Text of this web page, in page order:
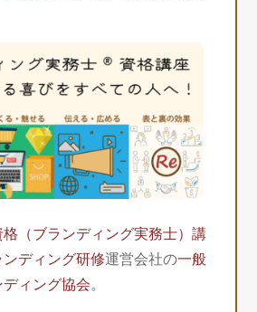
（ブランディング実務士）講
ディング研修運営会社の一般
ィング協会。